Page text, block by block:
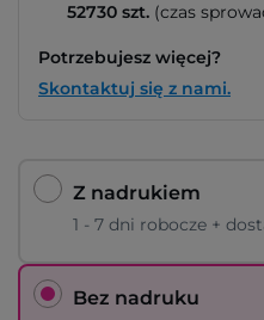
52730 szt. (czas
Potrzebujesz więcej?
Skontaktuj się z nami.
Z nadrukiem
1 - 7 dni robocze +
Bez nadruku